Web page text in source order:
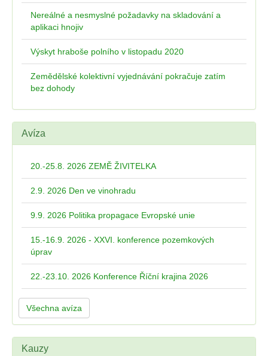
Nereálné a nesmyslné požadavky na skladování a
aplikaci hnojiv
Výskyt hraboše polního v listopadu 2020
Zemědělské kolektivní vyjednávání pokračuje zatím
bez dohody
Avíza
20.-25.8. 2026 ZEMĚ ŽIVITELKA
2.9. 2026 Den ve vinohradu
9.9. 2026 Politika propagace Evropské unie
15.-16.9. 2026 - XXVI. konference pozemkových
úprav
22.-23.10. 2026 Konference Říční krajina 2026
Všechna avíza
Kauzy